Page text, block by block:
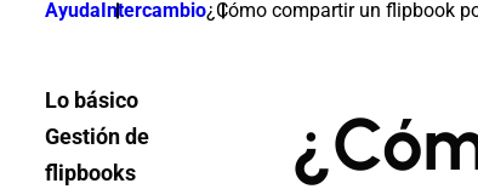
AyudaIntercambio¿Cómo compartir un flipbook
Lo básico
Gestión de
flipbooks